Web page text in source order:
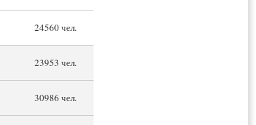
24560 чел.
23953 чел.
30986 чел.